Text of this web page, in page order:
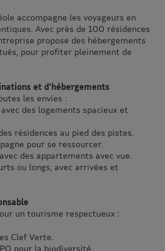
accompagne les voyageurs en
Avec près de 100 résidences
propose des hébergements
pour profiter pleinement de
et d’hébergements
les envies :
des logements spacieux et
résidences au pied des pistes.
pour se ressourcer.
des appartements avec vue.
ou longs, avec arrivées et
un tourisme respectueux :
Clef Verte.
pour la biodiversité.